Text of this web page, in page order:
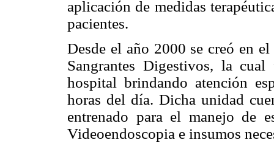
aplicación de medidas
pacientes.
Desde el año 2000 se creó en
Sangrantes Digestivos, la
hospital brindando atención
horas del día. Dicha unidad
entrenado para el manejo de
Videoendoscopia e insumos